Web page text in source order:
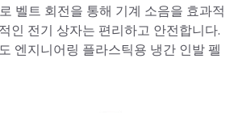
벨트 회전을 통해 기계 소음을 효과적
인 전기 상자는 편리하고 안전합니다.
엔지니어링 플라스틱용 냉간 인발 펠